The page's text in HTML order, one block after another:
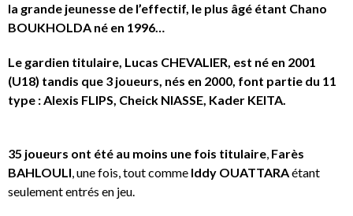
la grande jeunesse de l’effectif, le plus âgé étant Chano
BOUKHOLDA né en 1996…
Le gardien titulaire, Lucas CHEVALIER, est né en 2001
(U18) tandis que 3 joueurs, nés en 2000, font partie du 11
type : Alexis FLIPS, Cheick NIASSE, Kader KEITA.
35 joueurs ont été au moins une fois titulaire, Farès
BAHLOULI, une fois, tout comme Iddy OUATTARAétant
seulement entrés en jeu.